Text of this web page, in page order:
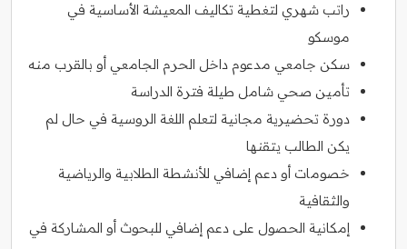
راتب شهري لتغطية تكاليف المعيشة الأساسية في
موسكو
سكن جامعي مدعوم داخل الحرم الجامعي أو بالقرب منه
تأمين صحي شامل طيلة فترة الدراسة
دورة تحضيرية مجانية لتعلم اللغة الروسية في حال لم
يكن الطالب يتقنها
خصومات أو دعم إضافي للأنشطة الطلابية والرياضية
والثقافية
إمكانية الحصول على دعم إضافي للبحوث أو المشاركة في